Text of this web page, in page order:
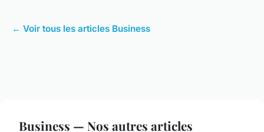
← Voir tous les articles Business
Business — Nos autres articles